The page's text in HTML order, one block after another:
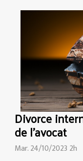
Divorce
de l'avocat
Mar. 24/10/2023 2h